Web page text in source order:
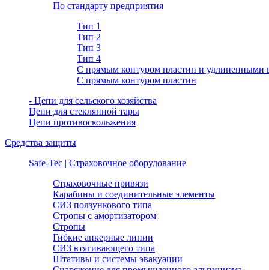
По стандарту предприятия
Тип 1
Тип 2
Тип 3
Тип 4
С прямым контуром пластин и удлиненными
С прямым контуром пластин
- Цепи для сельского хозяйства
Цепи для стеклянной тары
Цепи противоскольжения
Средства защиты
Safe-Tec | Страховочное оборудование
Страховочные привязи
Карабины и соединительные элементы
СИЗ ползункового типа
Стропы с амортизатором
Стропы
Гибкие анкерные линии
СИЗ втягивающего типа
Штативы и системы эвакуации